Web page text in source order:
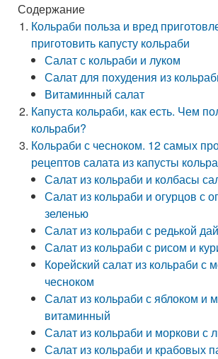
Содержание
Кольраби польза и вред
приготовить капусту кольраби
Салат с кольраби и луком
Салат для похудения из
Витаминный салат
Капуста кольраби, как есть. Чем
кольраби?
Кольраби с чесноком. 12 самых
рецептов салата из капусты
Салат из кольраби и колбасы
Салат из кольраби и огурцов с
зеленью
Салат из кольраби с редькой
Салат из кольраби с рисом и
Корейский салат из кольраби с
чесноком
Салат из кольраби с яблоком и
витаминный
Салат из кольраби и моркови с
Салат из кольраби и крабовых